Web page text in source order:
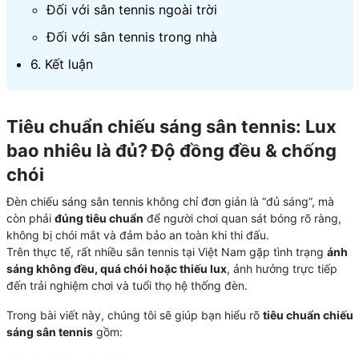
Đối với sân tennis ngoài trời
Đối với sân tennis trong nhà
6. Kết luận
Tiêu chuẩn chiếu sáng sân tennis: Lux
bao nhiêu là đủ? Độ đồng đều & chống
chói
Đèn chiếu sáng sân tenniskhông chỉ đơn giản là “đủ sáng”, mà
còn phải đúng tiêu chuẩn để người chơi quan sát bóng rõ ràng,
không bị chói mắt và đảm bảo an toàn khi thi đấu.
Trên thực tế, rất nhiều sân tennis tại Việt Nam gặp tình trạng ánh
sáng không đều, quá chói hoặc thiếu lux, ảnh hưởng trực tiếp
đến trải nghiệm chơi và tuổi thọ hệ thống đèn.
Trong bài viết này, chúng tôi sẽ giúp bạn hiểu rõ tiêu chuẩn chiếu
sáng sân tennisgồm: